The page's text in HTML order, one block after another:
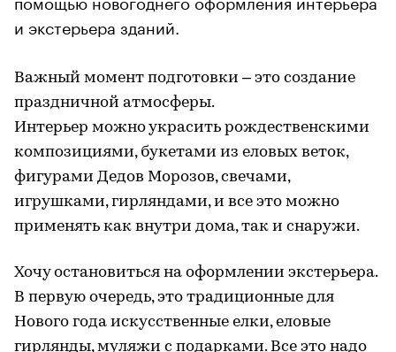
и экстерьера зданий.
Важный момент подготовки – это создание
праздничной атмосферы.
Интерьер можно украсить рождественскими
композициями, букетами из еловых веток,
фигурами Дедов Морозов, свечами,
игрушками, гирляндами, и все это можно
применять как внутри дома, так и снаружи.
Хочу остановиться на оформлении экстерьера.
В первую очередь, это традиционные для
Нового года искусственные елки, еловые
гирлянды, муляжи с подарками. Все это надо